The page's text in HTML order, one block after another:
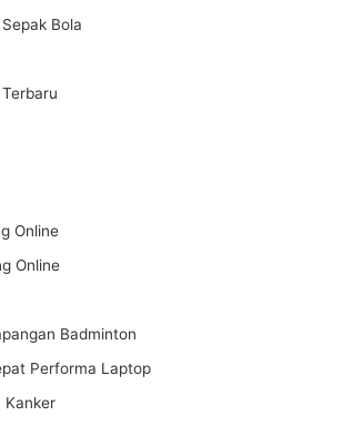
Bola
Online
Online
Badminton
Performa Laptop
Kanker